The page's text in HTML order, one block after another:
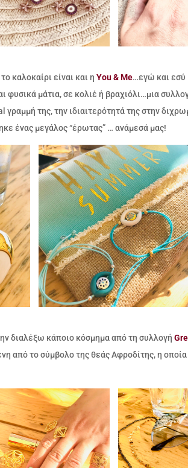
καλοκαίρι είναι και ηYou & Me…εγώ και εσύ
φυσικά μάτια, σε κολιέ ή βραχιόλι…μια
γραμμή της, την ιδιαιτερότητά της στην
ένας μεγάλος “έρωτας” … ανάμεσά μας!
διαλέξω κάποιο κόσμημα από τη συλλογή
από το σύμβολο της θεάς Αφροδίτης, η